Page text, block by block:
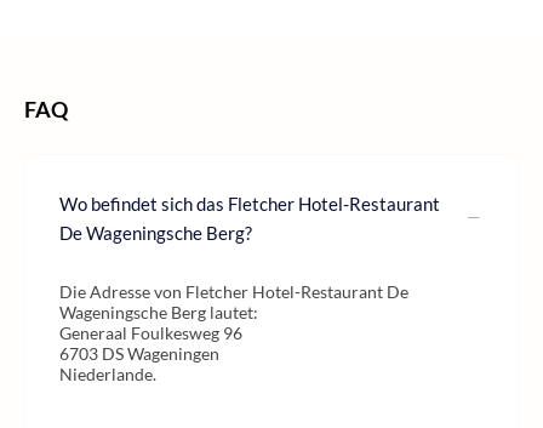
FAQ
Wo befindet sich das Fletcher Hotel-Restaurant
De Wageningsche Berg?
Die Adresse von Fletcher Hotel-Restaurant De
Wageningsche Berg lautet:
Generaal Foulkesweg 96
6703 DS Wageningen
Niederlande.